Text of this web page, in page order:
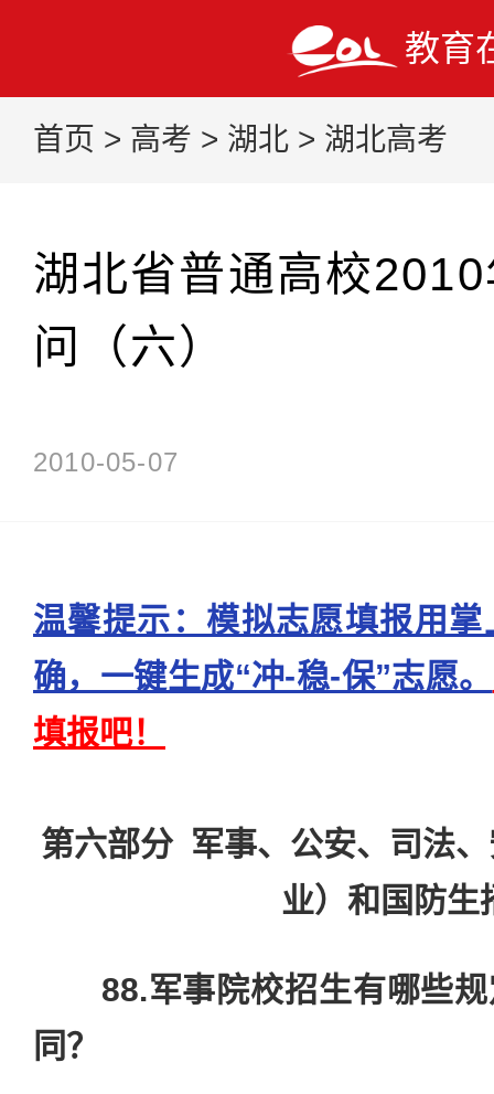
教育
首页 > 高考 > 湖北 > 湖北高考
湖北省普通高校
问（六）
2010-05-07
温馨提示：模拟志愿填报用
确，一键生成“冲-稳-保”志愿。
填报吧！
第六部分 军事、公安、司法
业）和国防生
88.军事院校招生有哪些
同？